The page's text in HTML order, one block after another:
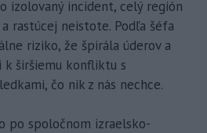
izolovaný incident, celý región
rastúcej neistote. Podľa šéfa
riziko, že špirála úderov a
širšiemu konfliktu s
čo nik z nás nechce.
po spoločnom izraelsko-